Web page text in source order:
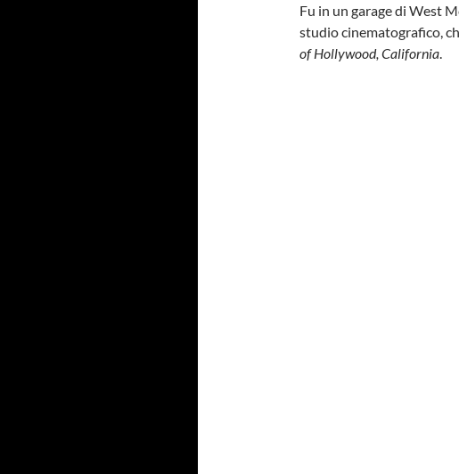
Fu in un garage di West
studio cinematografico,
of Hollywood, California